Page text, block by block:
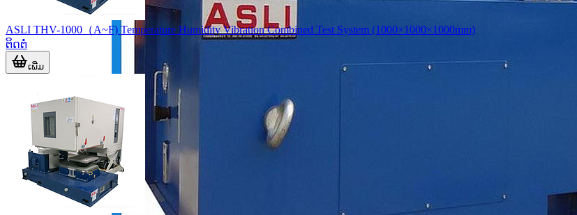
ASLI THV-1000（A~F) Temperature Humidity Vibration Combined Test System (1000×1000×1000mm)
ຕິດຕໍ່
ເພີ່ມ